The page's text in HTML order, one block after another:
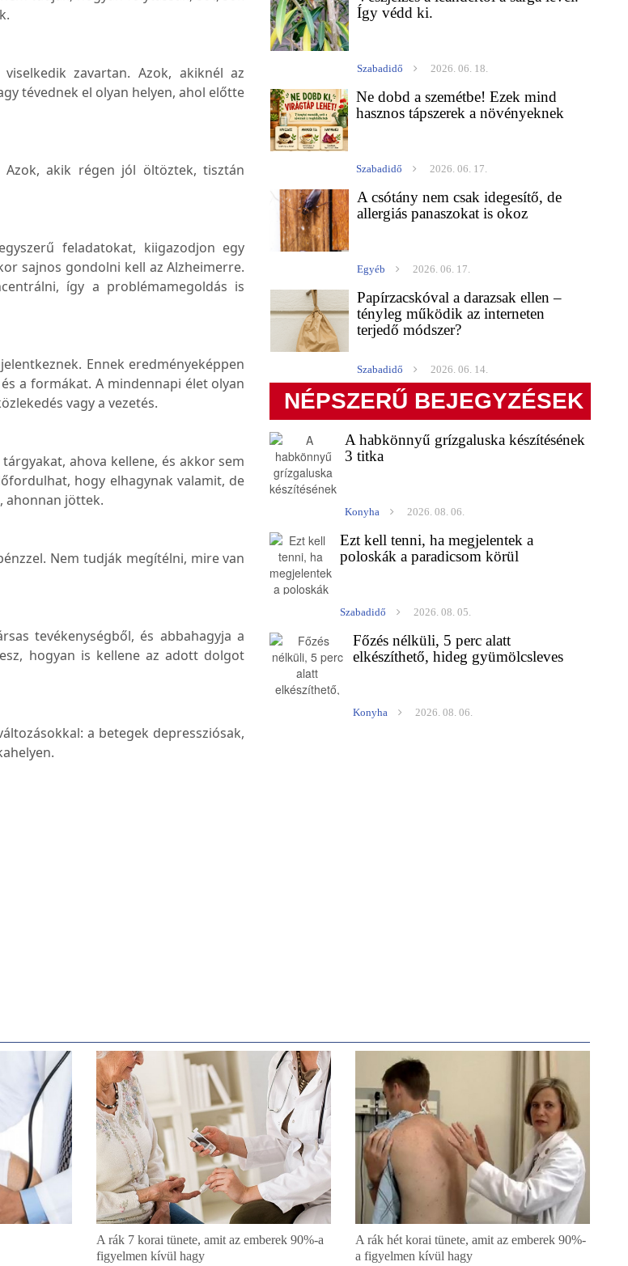
zavartan. Azok, akiknél az
tévednek el olyan helyen, ahol előtte
akik régen jól öltöztek, tisztán
feladatokat, kiigazodjon egy
sajnos gondolni kell az Alzheimerre.
így a problémamegoldás is
Ennek eredményeképpen
a formákat. A mindennapi élet olyan
vagy a vezetés.
ahova kellene, és akkor sem
hogy elhagynak valamit, de
ahonnan jöttek.
Nem tudják megítélni, mire van
tevékenységből, és abbahagyja a
hogyan is kellene az adott dolgot
a betegek depressziósak,
Így védd ki.
Szabadidő 2026. 06. 18.
Ne dobd a szemétbe! Ezek mind
hasznos tápszerek a növényeknek
Szabadidő 2026. 06. 17.
A csótány nem csak idegesítő, de
allergiás panaszokat is okoz
Egyéb 2026. 06. 17.
Papírzacskóval a darazsak ellen –
tényleg működik az interneten
terjedő módszer?
Szabadidő 2026. 06. 14.
NÉPSZERŰ BEJEGYZÉSEK
A habkönnyű grízgaluska készítésének
3 titka
Konyha 2026. 08. 06.
Ezt kell tenni, ha megjelentek a
poloskák a paradicsom körül
Szabadidő 2026. 08. 05.
Főzés nélküli, 5 perc alatt
elkészíthető, hideg gyümölcsleves
Konyha 2026. 08. 06.
A rák 7 korai tünete, amit az emberek 90%-a
figyelmen kívül hagy
A rák hét korai tünete, amit az emberek 90%-
a figyelmen kívül hagy